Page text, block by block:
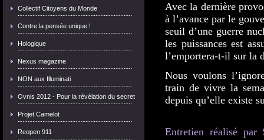
Collectif Citoyens du Monde
Contre la pensée unique !
Hologique
Nexus magazine
NON aux Illuminati
Ovnis 2012 - Pour la révélation du secret
Projet Camelot
Reopen 911
Avec la dernière
à l’avance par le
seuil d’une guerre
les puissances est
l’emportera-t-il sur la
Nous voulons
train de vivre la
depuis qu’elle existe
Entretien réalisé